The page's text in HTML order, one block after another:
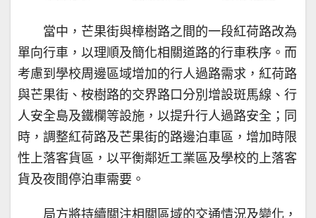
當中，芒果街與樟樹路之間的一段紅荷路改為
單向行車，以理順及簡化相關道路的行車秩序。而
考慮到學校周邊區域增加的行人過路需求，紅荷路
與芒果街、桉樹路的交界路口分別增設斑馬線、行
人安全島及鐵欄等設施，以提升行人過路安全；同
時，調整紅荷路及芒果街的路邊泊車區，增加時限
性上落客貨區，以平衡鄰近工業區及學校的上落客
貨及夜間停泊車需要。
局方將持續關注相關區域的交通情況及變化，